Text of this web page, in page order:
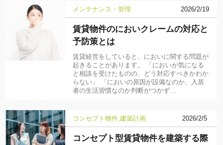
メンテナンス・管理 2026/2/19
賃貸物件のにおいクレームの対応と
予防策とは
賃貸経営をしていると、においに関する問題が
起きることがあります。 「においが気になる
と相談を受けたものの、どう対応すべきかわか
らない」 「においの原因が設備なのか、入居
者の生活習慣なのか判断がつかず…
コンセプト物件 建築計画 2026/2/5
コンセプト型賃貸物件を建築する際